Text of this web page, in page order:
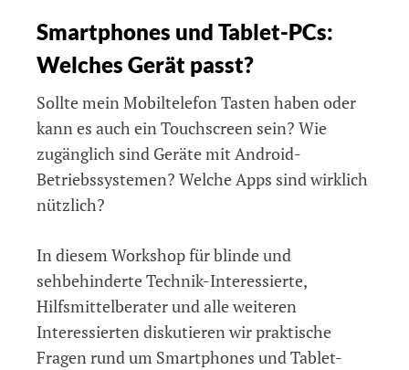
Smartphones und Tablet-PCs:
Welches Gerät passt?
Sollte mein Mobiltelefon Tasten haben oder
kann es auch ein Touchscreen sein? Wie
zugänglich sind Geräte mit Android-
Betriebssystemen? Welche Apps sind wirklich
nützlich?
In diesem Workshop für blinde und
sehbehinderte Technik-Interessierte,
Hilfsmittelberater und alle weiteren
Interessierten diskutieren wir praktische
Fragen rund um Smartphones und Tablet-